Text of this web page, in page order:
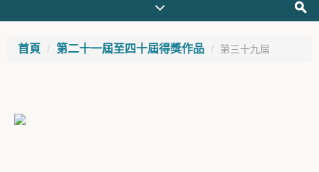
首頁 第二十一屆至四十屆得獎作品 第三十九屆